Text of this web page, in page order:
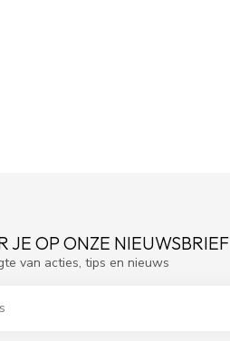
JE OP ONZE NIEUWSBRIEF
van acties, tips en nieuws